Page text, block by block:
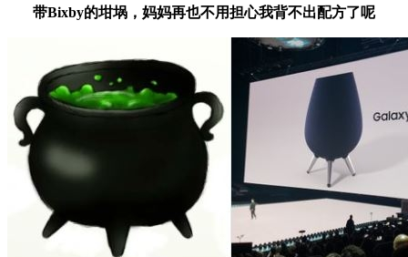
带Bixby的坩埚，妈妈再也不用担心我背不出配方了呢